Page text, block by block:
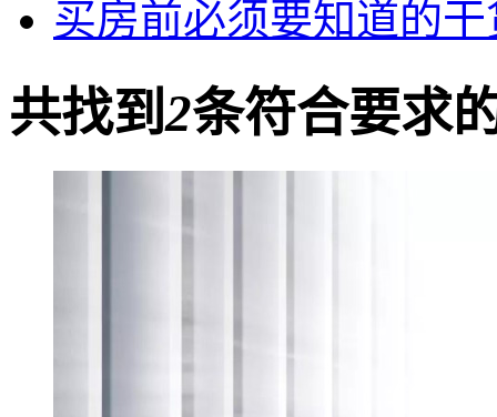
买房前必须要知道的干
共找到2条符合要求